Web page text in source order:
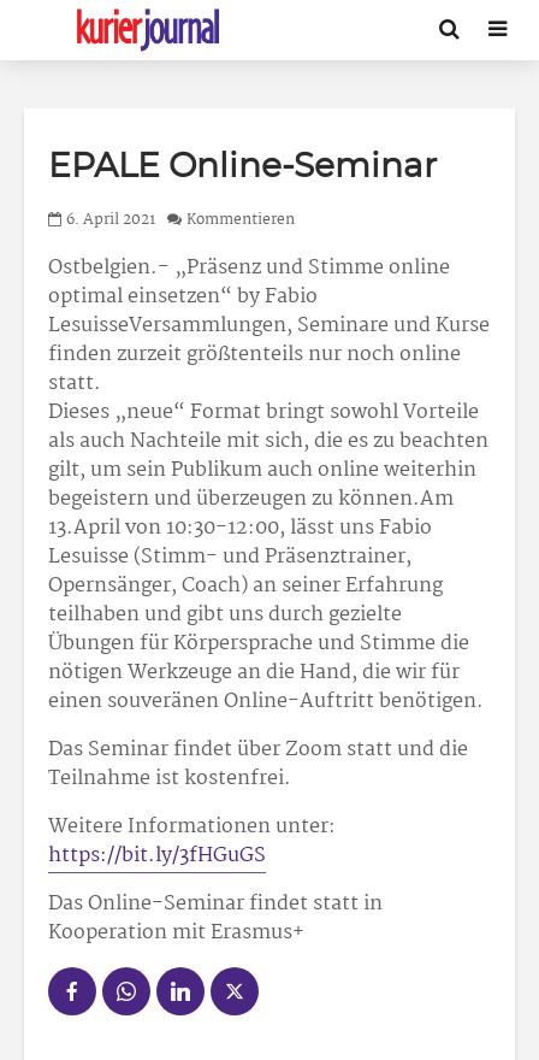
EPALE Online-Seminar
6. April 2021 Kommentieren
Ostbelgien.- „Präsenz und Stimme online
optimal einsetzen“ by Fabio
LesuisseVersammlungen, Seminare und Kurse
finden zurzeit größtenteils nur noch online
statt.
Dieses „neue“ Format bringt sowohl Vorteile
als auch Nachteile mit sich, die es zu beachten
gilt, um sein Publikum auch online weiterhin
begeistern und überzeugen zu können.Am
13.April von 10:30-12:00, lässt uns Fabio
Lesuisse (Stimm- und Präsenztrainer,
Opernsänger, Coach) an seiner Erfahrung
teilhaben und gibt uns durch gezielte
Übungen für Körpersprache und Stimme die
nötigen Werkzeuge an die Hand, die wir für
einen souveränen Online-Auftritt benötigen.
Das Seminar findet über Zoom statt und die
Teilnahme ist kostenfrei.
Weitere Informationen unter:
https://bit.ly/3fHGuGS
Das Online-Seminar findet statt in
Kooperation mit Erasmus+